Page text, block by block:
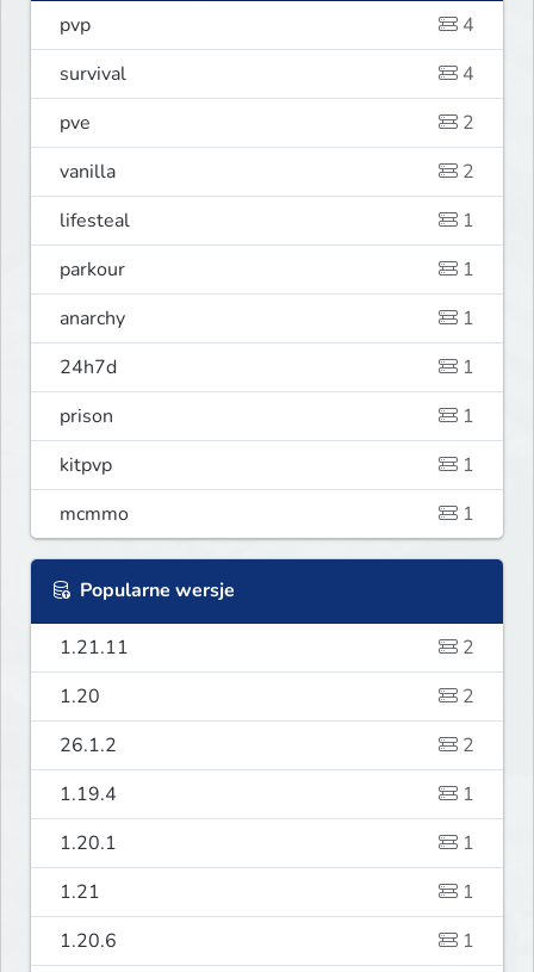
pvp
4
survival
4
pve
2
vanilla
2
lifesteal
1
parkour
1
anarchy
1
24h7d
1
prison
1
kitpvp
1
mcmmo
1
Popularne wersje
1.21.11
2
1.20
2
26.1.2
2
1.19.4
1
1.20.1
1
1.21
1
1.20.6
1